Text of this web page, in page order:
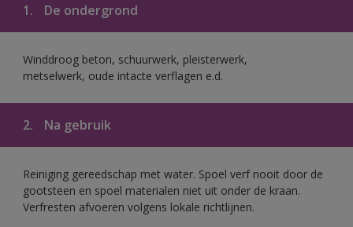
1. De ondergrond
Winddroog beton, schuurwerk, pleisterwerk,
metselwerk, oude intacte verflagen e.d.
2. Na gebruik
Reiniging gereedschap met water. Spoel verf nooit door de
gootsteen en spoel materialen niet uit onder de kraan.
Verfresten afvoeren volgens lokale richtlijnen.